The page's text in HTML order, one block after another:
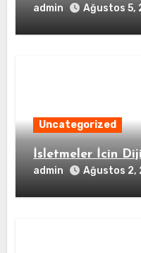
admin Ağustos 5,
Uncategorized
İsletmeler İcin
admin Ağustos 2,